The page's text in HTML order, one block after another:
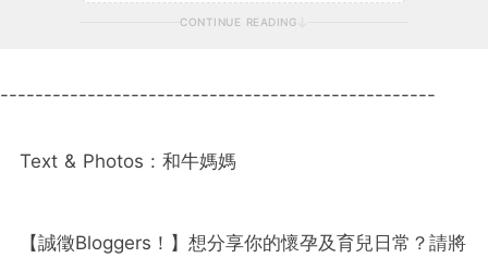
CONTINUE READING
--------------------------------------------------
Text & Photos : 和牛媽媽
【誠徵Bloggers ！】想分享你的懷孕及育兒日常？請將